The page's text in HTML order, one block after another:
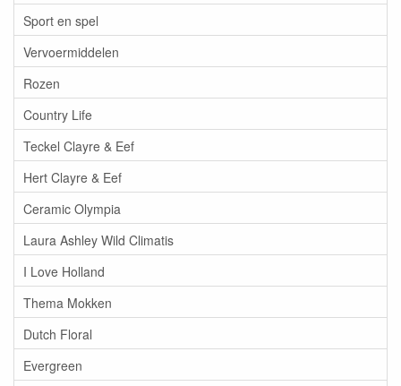
Sport en spel
Vervoermiddelen
Rozen
Country Life
Teckel Clayre & Eef
Hert Clayre & Eef
Ceramic Olympia
Laura Ashley Wild Climatis
I Love Holland
Thema Mokken
Dutch Floral
Evergreen